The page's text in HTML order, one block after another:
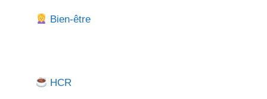
Bien-être
HCR